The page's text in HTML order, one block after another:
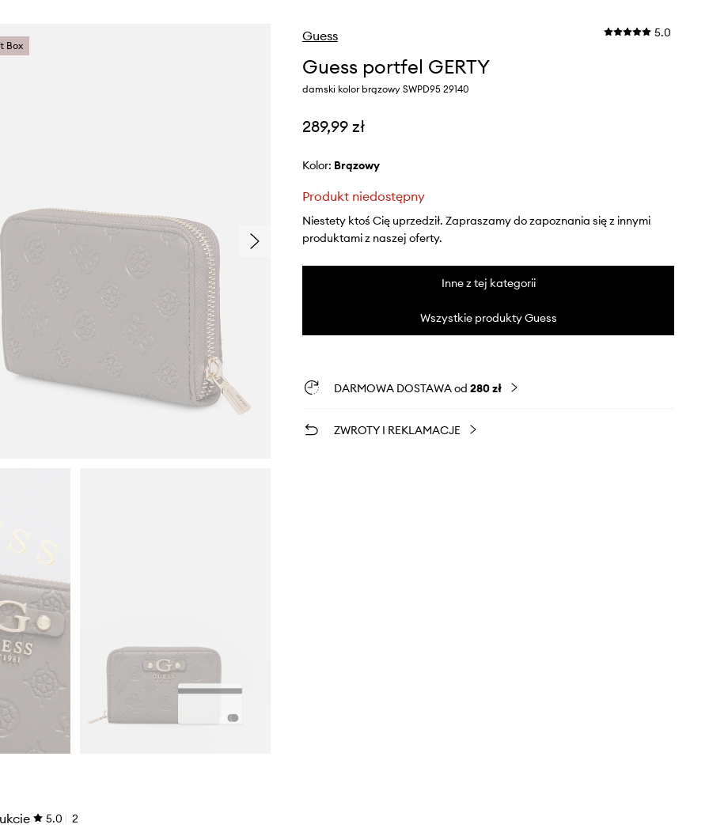
Box
Guess 5.0
Guess portfel GERTY
damski kolor brązowy SWPD95 29140
289,99 zł
Kolor: brązowy
Produkt niedostępny
Niestety ktoś Cię uprzedził. Zapraszamy do zapoznania się z innymi
produktami z naszej oferty.
Inne z tej kategorii
Wszystkie produkty Guess
DARMOWA DOSTAWA od 280 zł
ZWROTY I REKLAMACJE
5.0 2